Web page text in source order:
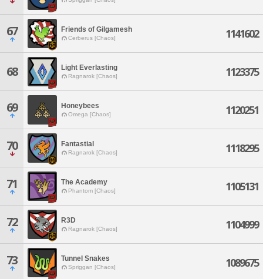
67 Friends of Gilgamesh
Cerberus [Chaos] 1141602
68 Light Everlasting
Ragnarok [Chaos] 1123375
69 Honeybees
Omega [Chaos] 1120251
70 Fantastial
Ragnarok [Chaos] 1118295
71 The Academy
Phantom [Chaos] 1105131
72 R3D
Ragnarok [Chaos] 1104999
73 Tunnel Snakes
Spriggan [Chaos] 1089675